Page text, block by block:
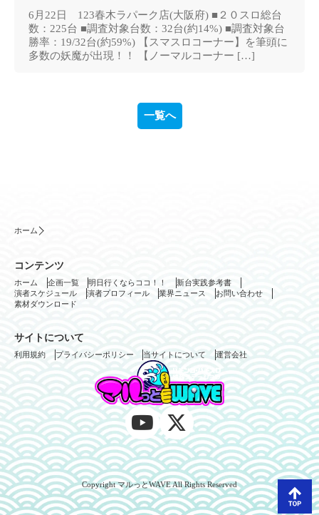
6月22日 123春木ラパーク店(大阪府) ■２０スロ総台
数：225台 ■調査対象台数：32台(約14%) ■調査対象台
勝率：19/32台(約59%) 【スマスロコーナー】を筆頭に
多数の妖魔が出現！！ 【ノーマルコーナー […]
一覧へ
ホーム
コンテンツ
ホーム 企画一覧 明日行くならココ！！
新台実践参考書
演者スケジュール
演者プロフィール 業界ニュース
お問い合わせ
素材ダウンロード
サイトについて
利用規約 プライバシーポリシー 当サイトについて 運営会社
Copyright マルっとWAVE All Rights Reserved